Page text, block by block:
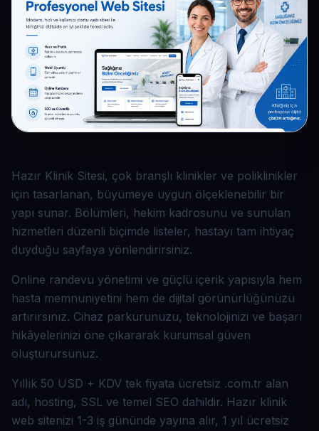
Hazır Klinik Sitesi, çok branşlı klinikler ve poliklinikler
için tasarlanan, büyümeye uygun ölçeklenebilir bir
yapı sunar. Bölümleri, hekim kadrosunu ve sunulan
hizmetleri düzenli biçimde listeler, hastayı tam ihtiyaç
duyduğu sayfaya yönlendirirsiniz.
Online randevu yönetimi ve güçlü içerik yapısıyla hem
hasta memnuniyetini hem de dijital görünürlüğünüzü
artırırsınız. Cihaz parkurunuzu, teknolojinizi ve başarı
hikâyelerinizi öne çıkararak kurumsal güven
oluşturursunuz.
Yıllık 50 USD + KDV tek fiyata ücretsiz .com.tr alan
adı, hosting, SSL ve temel SEO dahildir. Hazır klinik
web sitenizi 1-3 iş gününde yayına alır, 1 yıl ücretsiz